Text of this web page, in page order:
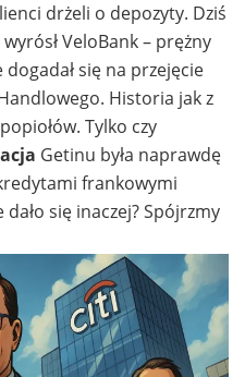
drżeli o depozyty. Dziś
VeloBank – prężny
dogadał się na przejęcie
Historia jak z
Tylko czy
Getinu była naprawdę
frankowymi
się inaczej? Spójrzmy